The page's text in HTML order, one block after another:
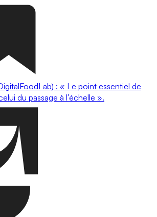
: « Le point essentiel de
du passage à l’échelle ».